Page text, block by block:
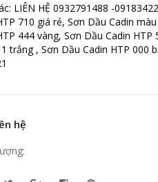
LIÊN HỆ 0932791488 -
710 giá rẻ, Sơn Dầu Cadin
444 vàng, Sơn Dầu Cadin HTP
trắng , Sơn Dầu Cadin HTP 000
hệ